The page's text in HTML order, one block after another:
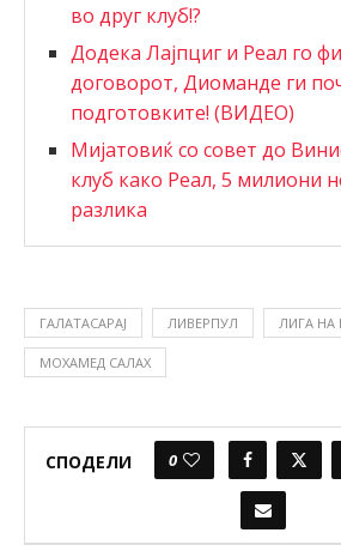
во друг клуб!?
Додека Лајпциг и Реал го
договорот, Диоманде ги
подготовките! (ВИДЕО)
Мијатовиќ со совет до
клуб како Реал, 5 милиони
разлика
ГАЛАТАСАРАЈ ЛИВЕРПУЛ ЛИГА
МОХАМЕД САЛАХ
СПОДЕЛИ 0